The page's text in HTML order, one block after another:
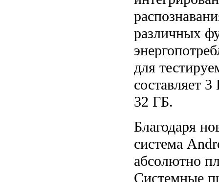
различных
для
составляет
32 ГБ.
Благодаря
система
абсолютно
Системные